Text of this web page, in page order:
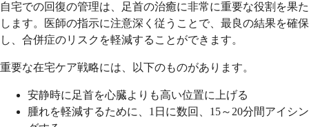
自宅での回復の管理は、足首の治癒に非常に重要な役割を果た
します。医師の指示に注意深く従うことで、最良の結果を確保
し、合併症のリスクを軽減することができます。
重要な在宅ケア戦略には、以下のものがあります。
安静時に足首を心臓よりも高い位置に上げる
腫れを軽減するために、1日に数回、15～20分間アイシン